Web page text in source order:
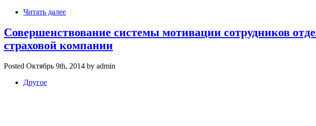
Читать далее
Совершенствование системы мотивации сотрудников
страховой компании
Posted Октябрь 9th, 2014 by admin
Другое